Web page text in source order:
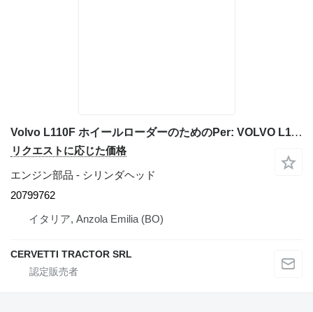
Volvo L110F ホイールローダーのためのPer: VOLVO L110F 3750 Testata Motore 20799762 シリンダヘッド
リクエストに応じた価格
エンジン部品 - シリンダヘッド
20799762
イタリア, Anzola Emilia (BO)
CERVETTI TRACTOR SRL